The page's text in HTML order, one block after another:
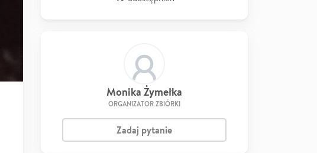
Monika Żymełka
ORGANIZATOR ZBIÓRKI
Zadaj pytanie